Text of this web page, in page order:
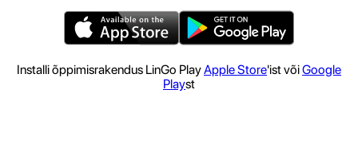
Installi õppimisrakendus LinGo PlayApple Store'ist võiGoogle
Playst